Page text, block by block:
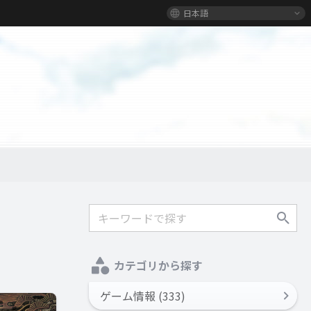
日本語
カテゴリから探す
ゲーム情報 (333)